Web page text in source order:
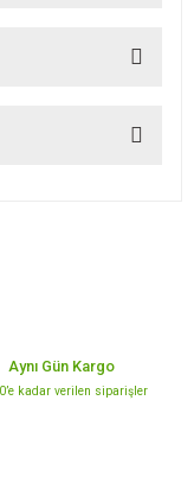
Aynı Gün Kargo
kadar verilen siparişler